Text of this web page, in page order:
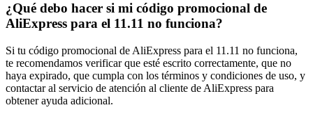
¿Qué debo hacer si mi código promocional de
AliExpress para el 11.11 no funciona?
Si tu código promocional de AliExpress para el 11.11 no funciona,
te recomendamos verificar que esté escrito correctamente, que no
haya expirado, que cumpla con los términos y condiciones de uso, y
contactar al servicio de atención al cliente de AliExpress para
obtener ayuda adicional.